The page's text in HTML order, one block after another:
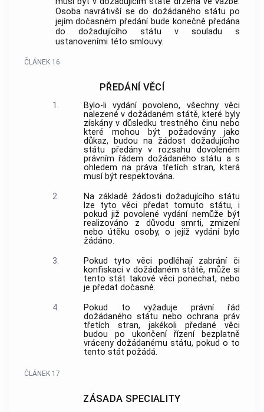
Osoba navrátivší se do dožádaného státu po
jejím dočasném předání bude konečně předána
do dožadujícího státu v souladu s
ustanoveními této smlouvy.
ČLÁNEK 16
PŘEDÁNÍ VĚCÍ
1.
Bylo-li vydání povoleno, všechny věci
nalezené v dožádaném státě, které byly
získány v důsledku trestného činu nebo
které mohou být požadovány jako
důkaz, budou na žádost dožadujícího
státu předány v rozsahu dovoleném
právním řádem dožádaného státu a s
ohledem na práva třetích stran, která
musí být respektována.
2.
Na základě žádosti dožadujícího státu
lze tyto věci předat tomuto státu, i
pokud již povolené vydání nemůže být
realizováno z důvodu smrti, zmizení
nebo útěku osoby, o jejíž vydání bylo
žádáno.
3.
Pokud tyto věci podléhají zabrání či
konfiskaci v dožádaném státě, může si
tento stát takové věci ponechat, nebo
je předat dočasně.
4.
Pokud to vyžaduje právní řád
dožádaného státu nebo ochrana práv
třetích stran, jakékoli předané věci
budou po ukončení řízení bezplatně
vráceny dožádanému státu, pokud o to
tento stát požádá.
ČLÁNEK 17
ZÁSADA SPECIALITY